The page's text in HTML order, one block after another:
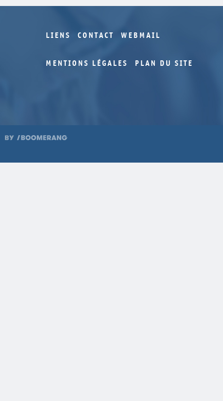
LIENS CONTACT WEBMAIL
MENTIONS LÉGALES PLAN DU SITE